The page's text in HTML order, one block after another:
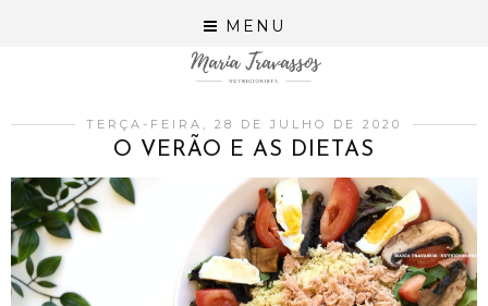
MENU
TERÇA-FEIRA, 28 DE JULHO DE 2020
O VERÃO E AS DIETAS